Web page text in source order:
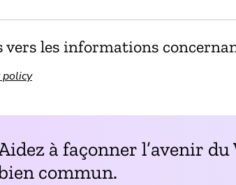
vers les informations
policy
à façonner l’avenir du
commun.